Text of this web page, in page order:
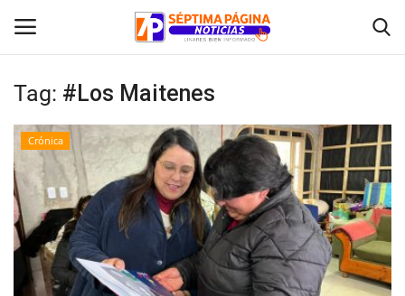
Inicio
Crónica
Policial
Tribunales
Tag: #Los Maitenes
Crónica